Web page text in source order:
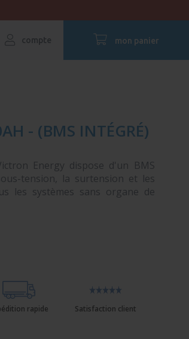
compte mon panier
- (BMS INTÉGRÉ)
Energy dispose d'un BMS
tension, la surtension et les
les systèmes sans organe de
rapide Satisfaction client